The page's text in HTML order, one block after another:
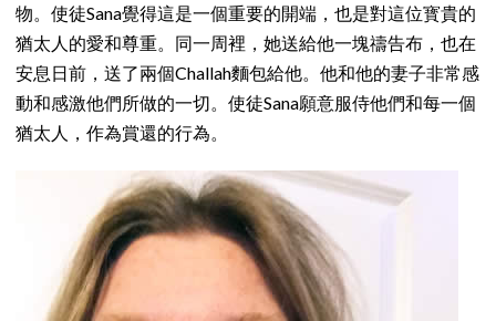
物。使徒Sana覺得這是一個重要的開端，也是對這位寳貴的
猶太人的愛和尊重。同一周裡，她送給他一塊禱告布，也在
安息日前，送了兩個Challah麵包給他。他和他的妻子非常感
動和感激他們所做的一切。使徒Sana願意服侍他們和每一個
猶太人，作為賞還的行為。